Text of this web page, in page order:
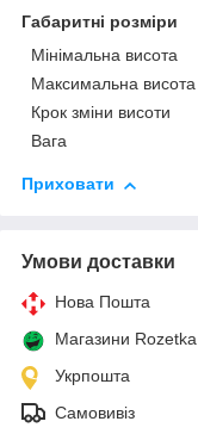
Габаритні розміри
Мінімальна висота
Максимальна висота
Крок зміни висоти
Вага
Приховати
Умови доставки
Нова Пошта
Магазини Rozetka
Укрпошта
Самовивіз